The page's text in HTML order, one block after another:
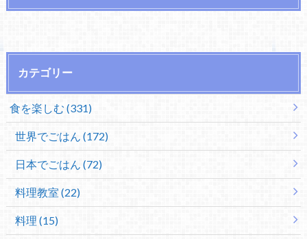
カテゴリー
食を楽しむ (331)
世界でごはん (172)
日本でごはん (72)
料理教室 (22)
料理 (15)